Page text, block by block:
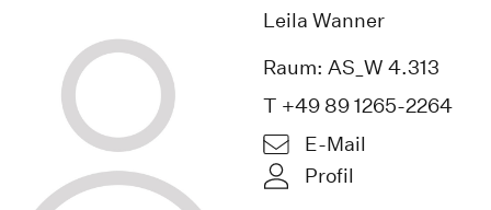
Leila Wanner
Raum: AS_W 4.313
T +49 89 1265-2264
E-Mail
Profil